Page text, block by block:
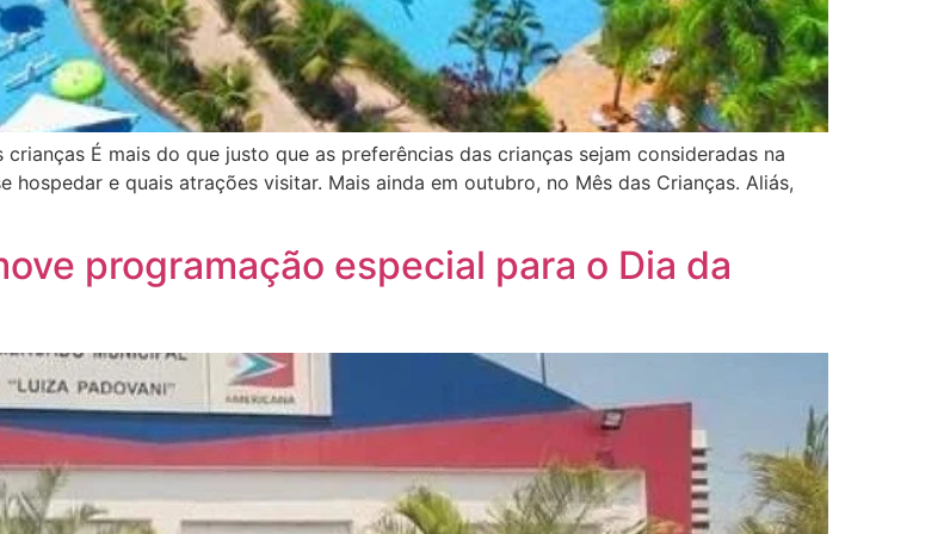
É mais do que justo que as preferências das crianças sejam consideradas na
e quais atrações visitar. Mais ainda em outubro, no Mês das Crianças. Aliás,
programação especial para o Dia da